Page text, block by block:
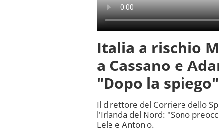
Italia a rischio
a Cassano e
"Dopo la spiego"
Il direttore del Corriere dello
l'Irlanda del Nord: "Sono
Lele e Antonio.